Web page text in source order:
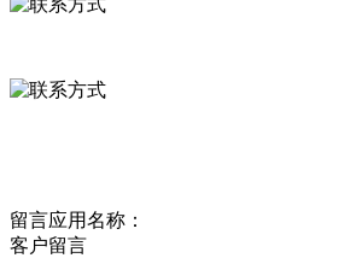
留言应用名称：
客户留言